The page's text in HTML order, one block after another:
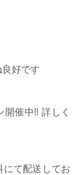
好です
催中‼ 詳しく
にて配送してお